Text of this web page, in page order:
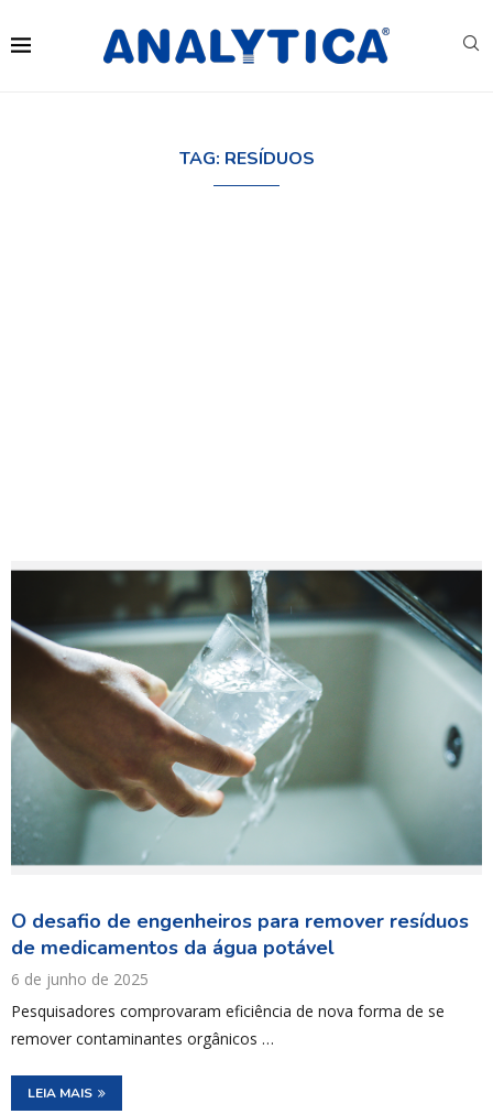
TAG: RESÍDUOS
O desafio de engenheiros para remover resíduos
de medicamentos da água potável
6 de junho de 2025
Pesquisadores comprovaram eficiência de nova forma de se
remover contaminantes orgânicos …
LEIA MAIS